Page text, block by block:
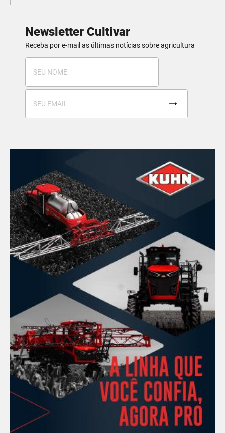
Newsletter Cultivar
Receba por e-mail as últimas notícias sobre agricultura